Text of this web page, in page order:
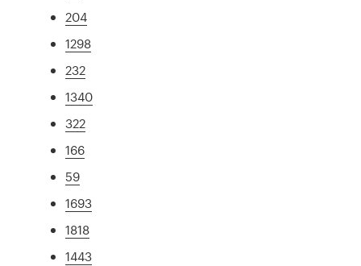
204
1298
232
1340
322
166
59
1693
1818
1443